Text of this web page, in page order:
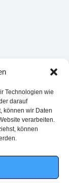
Technologien wie
darauf
können wir Daten
verarbeiten.
können